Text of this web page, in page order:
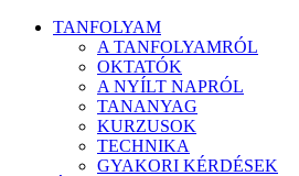
TANFOLYAM
A TANFOLYAMRÓL
OKTATÓK
A NYÍLT NAPRÓL
TANANYAG
KURZUSOK
TECHNIKA
GYAKORI KÉRDÉSEK